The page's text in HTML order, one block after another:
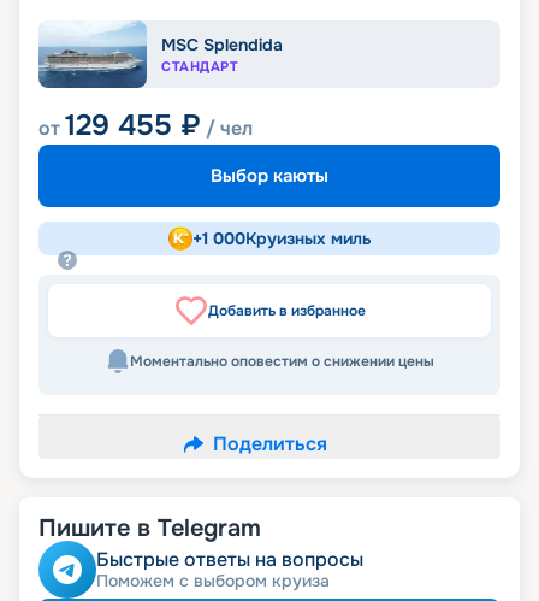
MSC Splendida
СТАНДАРТ
от129 455 ₽ / чел
Выбор каюты
+1 000Круизных миль
Добавить в избранное
Моментально оповестим о снижении цены
Поделиться
Пишите в Telegram
Быстрые ответы на вопросы
Поможем с выбором круиза